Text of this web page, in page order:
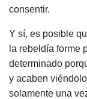
consentir.
Y sí, es posible
la rebeldía forme
determinado
y acaben
solamente una